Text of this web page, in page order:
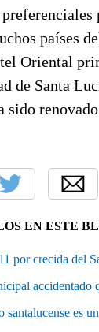
países
Oriental
de Santa
sido
EN ESTE
crecida del
accidentado
santalucense es